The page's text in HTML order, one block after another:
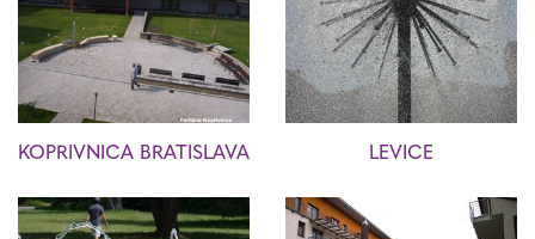
KOPRIVNICA BRATISLAVA LEVICE